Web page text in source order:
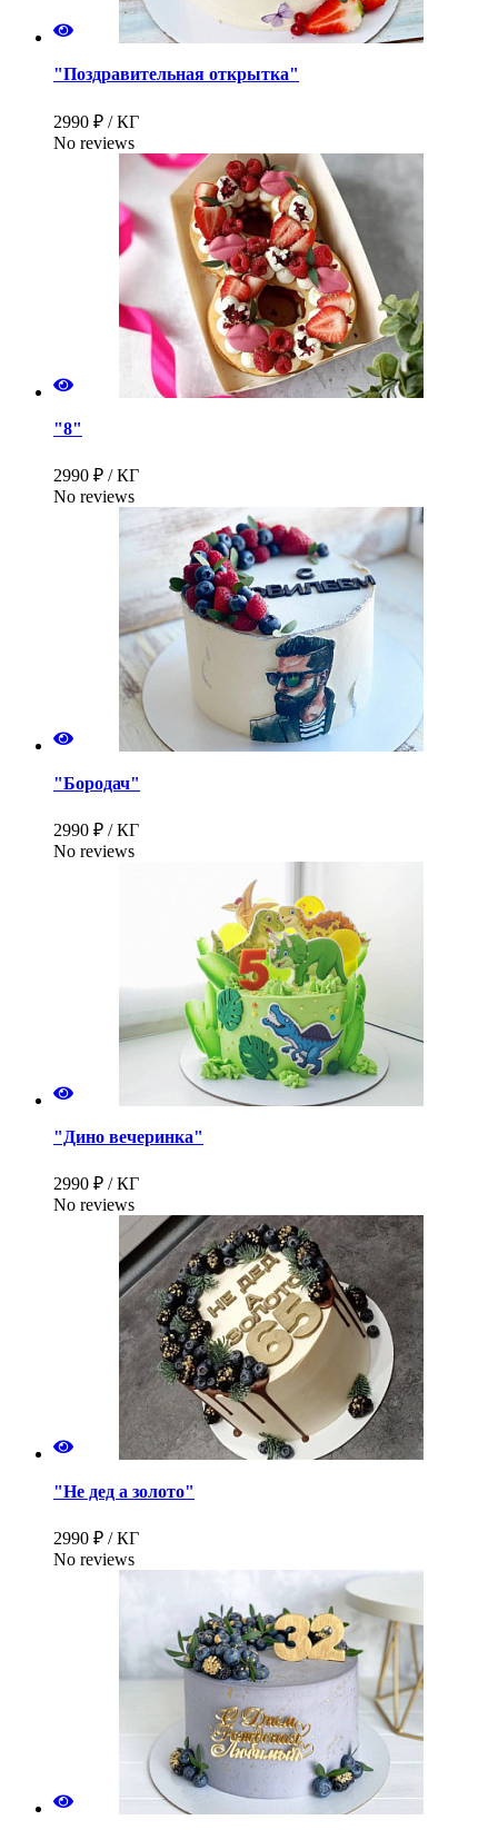
"Поздравительная открытка"
2990 ₽ / КГ
No reviews
"8"
2990 ₽ / КГ
No reviews
"Бородач"
2990 ₽ / КГ
No reviews
"Дино вечеринка"
2990 ₽ / КГ
No reviews
"Не дед а золото"
2990 ₽ / КГ
No reviews